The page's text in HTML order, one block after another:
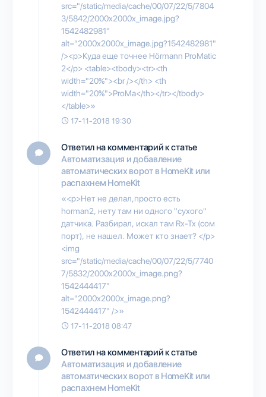
src="/static/media/cache/00/07/22/5/7804
3/5842/2000x2000x_image.jpg?
1542482981"
alt="2000x2000x_image.jpg?1542482981"
/><p>Куда еще точнее Hörmann ProMatic
2</p> <table><tbody><tr><th
width="20%"><br /></th> <th
width="20%">ProMa</th></tr></tbody>
</table>»
17-11-2018 19:30
Ответил на комментарий к статье
Автоматизация и добавление
автоматических ворот в HomeKit или
распахнем HomeKit
«<p>Нет не делал,просто есть
horman2, нету там ни одного "сухого"
датчика. Разбирал, искал там Rx-Tx (сом
порт), не нашел. Может кто знает? </p>
<img
src="/static/media/cache/00/07/22/5/7740
7/5832/2000x2000x_image.png?
1542444417"
alt="2000x2000x_image.png?
1542444417" />»
17-11-2018 08:47
Ответил на комментарий к статье
Автоматизация и добавление
автоматических ворот в HomeKit или
распахнем HomeKit